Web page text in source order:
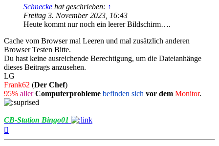
Schnecke hat geschrieben: ↑
Freitag 3. November 2023, 16:43
Heute kommt nur noch ein leerer Bildschirm….
Cache vom Browser mal Leeren und mal zusätzlich anderen
Browser Testen Bitte.
Du hast keine ausreichende Berechtigung, um die Dateianhänge
dieses Beitrags anzusehen.
LG
Frank62 (Der Chef)
95% aller Computerprobleme befinden sich vor dem Monitor.
CB-Station Bingo01